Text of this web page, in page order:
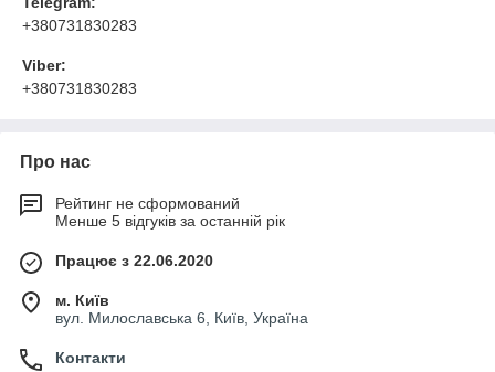
+380731830283
Viber:
+380731830283
Про нас
Рейтинг не сформований
Менше 5 відгуків за останній рік
Працює з 22.06.2020
м. Київ
вул. Милославська 6, Київ, Україна
Контакти